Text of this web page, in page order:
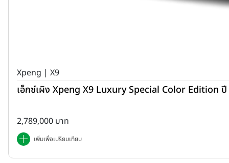
Xpeng | X9
เอ็กซ์เผิง Xpeng X9 Luxury Special Color Edition
2,789,000 บาท
เพิ่มเพื่อเปรียบเทียบ